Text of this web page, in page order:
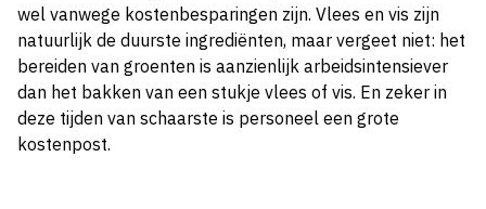
wel vanwege kostenbesparingen zijn. Vlees en vis zijn
natuurlijk de duurste ingrediënten, maar vergeet niet: het
bereiden van groenten is aanzienlijk arbeidsintensiever
dan het bakken van een stukje vlees of vis. En zeker in
deze tijden van schaarste is personeel een grote
kostenpost.